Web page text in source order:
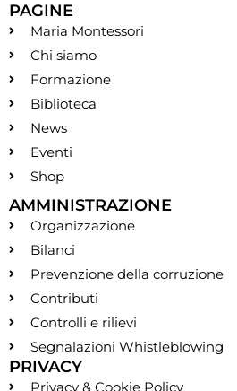
PAGINE
Maria Montessori
Chi siamo
Formazione
Biblioteca
News
Eventi
Shop
AMMINISTRAZIONE
Organizzazione
Bilanci
Prevenzione della corruzione
Contributi
Controlli e rilievi
Segnalazioni Whistleblowing
PRIVACY
Privacy & Cookie Policy